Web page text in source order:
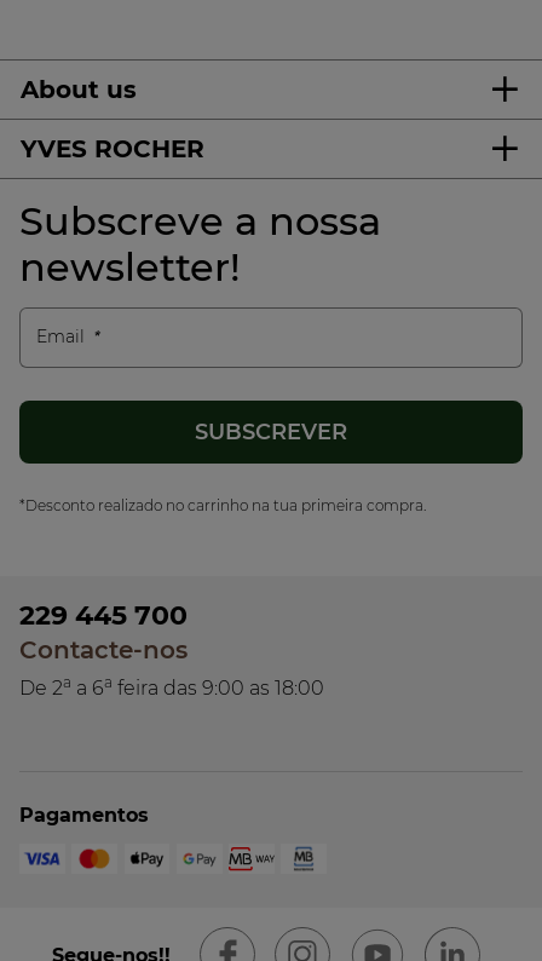
About us
YVES ROCHER
Subscreve a nossa
newsletter!
Email
*Desconto realizado no carrinho na tua primeira compra.
229 445 700
Contacte-nos
De 2a a 6a feira das 9:00 as 18:00
Pagamentos
Segue-nos!!